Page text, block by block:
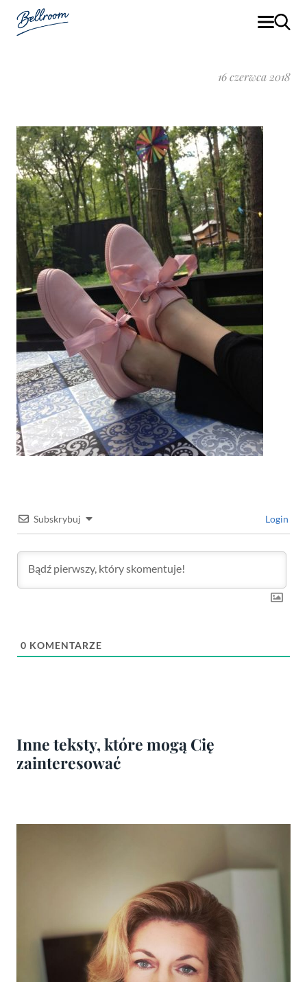
16 czerwca 2018
Subskrybuj Login
0 KOMENTARZE
Inne teksty, które mogą Cię
zainteresować